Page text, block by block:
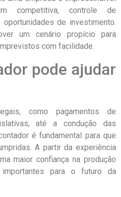
competitiva, controle de
de investimento.
um cenário propício para
com facilidade.
pode ajudar
como pagamentos de
até a condução das
é fundamental para que
A partir da experiência
maior confiança na produção
para o futuro da